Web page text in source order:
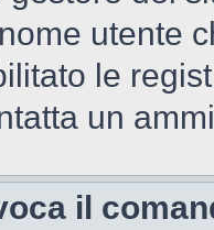
utente
le
un
il